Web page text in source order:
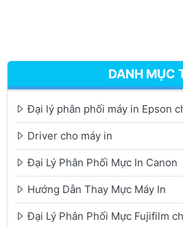
DANH MỤC
Đại lý phân phối máy in Epson
Driver cho máy in
Đại Lý Phân Phối Mực In Canon
Hướng Dẫn Thay Mực Máy In
Đại Lý Phân Phối Mực Fujifilm